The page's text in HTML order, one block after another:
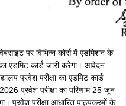
पर विभिन्न कोर्स में एडमिशन के
एडमिट कार्ड जारी करेगा। आवेदन
प्रवेश परीक्षा का एडमिट कार्ड
प्रवेश परीक्षा का परिणाम 25 जून
प्रवेश परीक्षा आधारित पाठ्यक्रमों के